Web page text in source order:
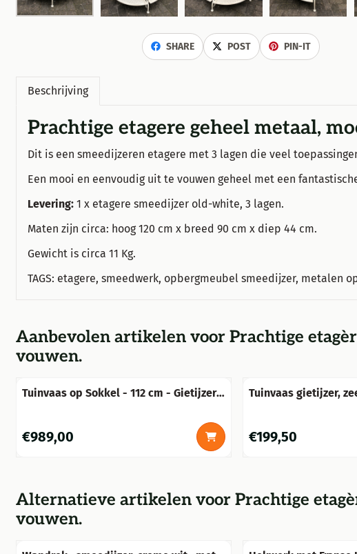
SHARE POST PIN-IT
Beschrijving
Prachtige etagere geheel metaal,
Dit is een smeedijzeren etagere met 3 lagen die veel
Een mooi en eenvoudig uit te vouwen geheel met een
Levering: 1 x etagere smeedijzer old-white, 3 lagen.
Maten zijn circa: hoog 120 cm x breed 90 cm x diep 44 cm.
Gewicht is circa 11 Kg.
TAGS: etagere, smeedwerk, opbergmeubel smeedijzer,
Aanbevolen artikelen voorPrachtige
vouwen.
Tuinvaas op Sokkel - 112 cm - Gietijzer -
Prijs: 989,00
€989,00
Tuinvaas gietijzer,
Prijs: 199,50
€199,50
Alternatieve artikelen voorPrachtige
vouwen.